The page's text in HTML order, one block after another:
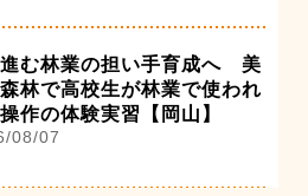
む林業の担い手育成へ 美
林で高校生が林業で使われ
作の体験実習【岡山】
08/07